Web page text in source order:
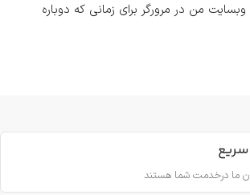
من در مرورگر برای زمانی که دوباره